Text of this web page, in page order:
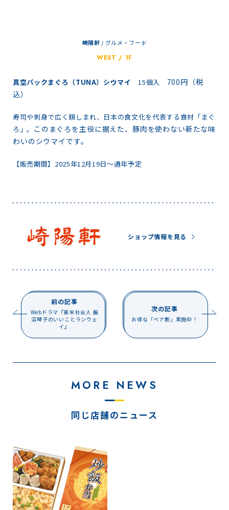
崎陽軒 / グルメ・フード
WEST / 1F
真空パックまぐろ（TUNA）シウマイ15個入 700円（税
込）
寿司や刺身で広く親しまれ、日本の食文化を代表する食材「まぐ
ろ」。
このまぐろを主役に据えた、豚肉を使わない新たな味
わいのシウマイです。
【販売期間】2025年12月19日～通年予定
ショップ情報を見る
前の記事
Webドラマ『新米社会人 飯
沼琴子のいいことランウェ
イ』
次の記事
お得な「ペア割」実施中！
MORE NEWS
同じ店舗のニュース